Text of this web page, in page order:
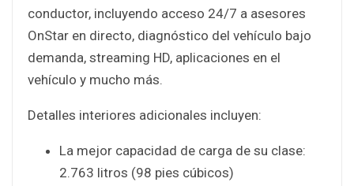
conductor, incluyendo acceso 24/7 a asesores
OnStar en directo, diagnóstico del vehículo bajo
demanda, streaming HD, aplicaciones en el
vehículo y mucho más.
Detalles interiores adicionales incluyen:
La mejor capacidad de carga de su clase:
2.763 litros (98 pies cúbicos)